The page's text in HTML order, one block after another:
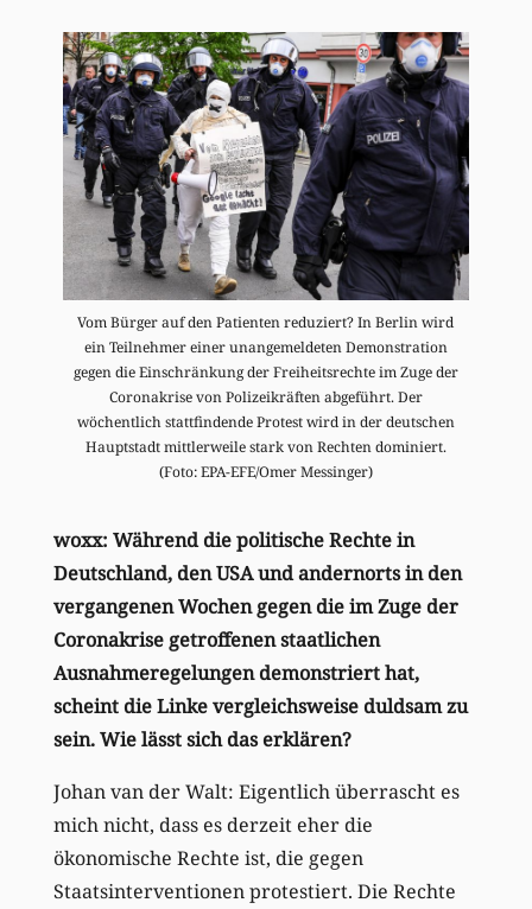
Vom Bürger auf den Patienten reduziert? In Berlin wird
ein Teilnehmer einer unangemeldeten Demonstration
gegen die Einschränkung der Freiheitsrechte im Zuge der
Coronakrise von Polizeikräften abgeführt. Der
wöchentlich stattfindende Protest wird in der deutschen
Hauptstadt mittlerweile stark von Rechten dominiert.
(Foto: EPA-EFE/Omer​ Messinger)
woxx: Während die politische Rechte in
Deutschland, den USA und andernorts in den
vergangenen Wochen gegen die im Zuge der
Coronakrise getroffenen staatlichen
Ausnahmeregelungen demonstriert hat,
scheint die Linke vergleichsweise duldsam zu
sein. Wie lässt sich das erklären?
Johan van der Walt: Eigentlich überrascht es
mich nicht, dass es derzeit eher die
ökonomische Rechte ist, die gegen
Staatsinterventionen protestiert. Die Rechte